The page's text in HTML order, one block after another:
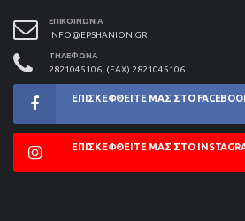
ΕΠΙΚΟΙΝΩΝΊΑ
INFO@EPSHANION.GR
ΤΗΛΈΦΩΝΑ
2821045106, (FAX) 2821045106
ΕΠΙΣΚΕΦΘΕΊΤΕ ΜΑΣ ΣΤΟ
ΕΠΙΣΚΕΦΘΕΊΤΕ ΜΑΣ ΣΤΟ